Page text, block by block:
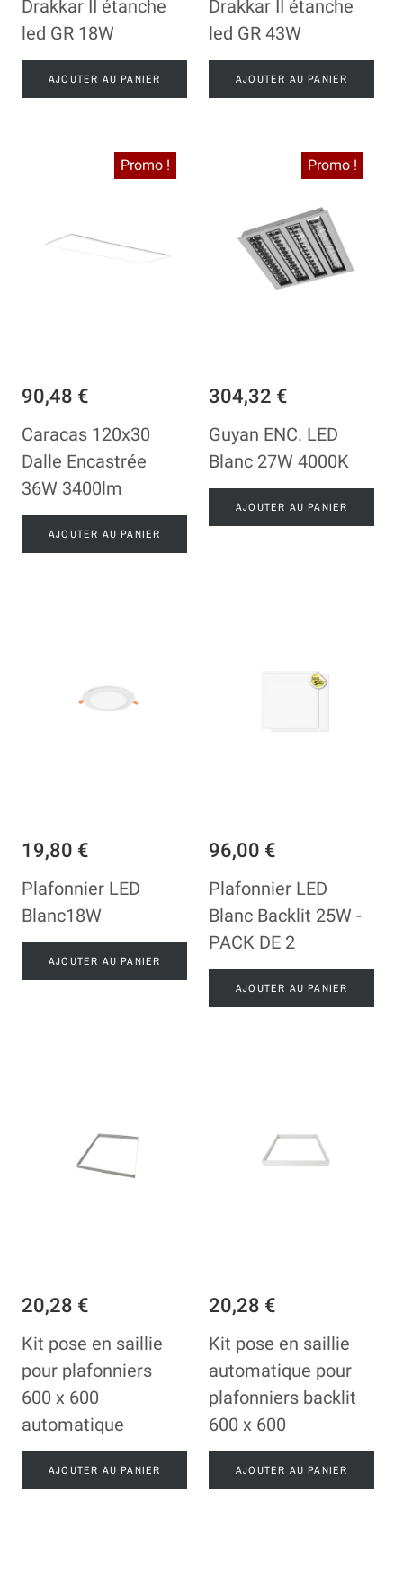
Drakkar II étanche
led GR 18W
AJOUTER AU PANIER
Drakkar II étanche
led GR 43W
AJOUTER AU PANIER
Promo !
90,48 €
Caracas 120x30
Dalle Encastrée
36W 3400lm
AJOUTER AU PANIER
Promo !
304,32 €
Guyan ENC. LED
Blanc 27W 4000K
AJOUTER AU PANIER
19,80 €
Plafonnier LED
Blanc18W
AJOUTER AU PANIER
96,00 €
Plafonnier LED
Blanc Backlit 25W -
PACK DE 2
AJOUTER AU PANIER
20,28 €
Kit pose en saillie
pour plafonniers
600 x 600
automatique
AJOUTER AU PANIER
20,28 €
Kit pose en saillie
automatique pour
plafonniers backlit
600 x 600
AJOUTER AU PANIER